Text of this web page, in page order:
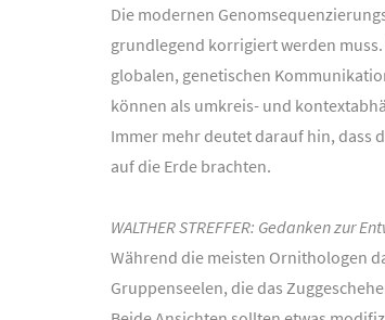
Die modernen
grundlegend korrigiert werden
globalen, genetischen
können als umkreis- und
Immer mehr deutet darauf hin, dass
auf die Erde brachten.
WALTHER STREFFER: Gedanken zur
Während die meisten Ornithologen
Gruppenseelen, die das